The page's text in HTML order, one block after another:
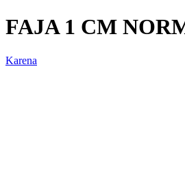
FAJA 1 CM
Karena